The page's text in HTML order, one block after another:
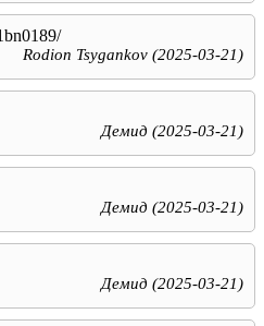
Rodion Tsygankov (2025-03-21)
Демид (2025-03-21)
Демид (2025-03-21)
Демид (2025-03-21)